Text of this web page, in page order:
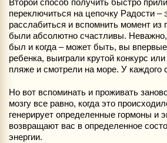
Второй способ получить быстро
переключиться на цепочку Радости –
расслабиться и вспомнить момент из
были абсолютно счастливы.
был и когда – может быть, вы
ребенка, выиграли крутой конкурс
пляже и смотрели на море. У каждого
Но вот вспоминать и проживать
мозгу все равно, когда это
генерирует определенные гормоны и
возвращают вас в определенное
энергии.